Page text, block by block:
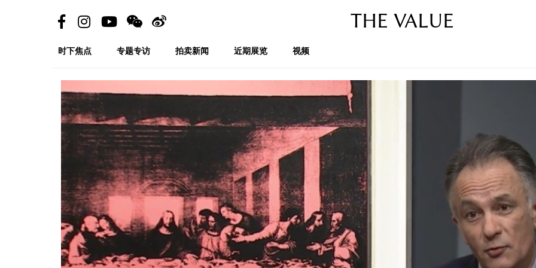
THE VALUE
时下焦点 专题专访 拍卖新闻 近期展览 视频